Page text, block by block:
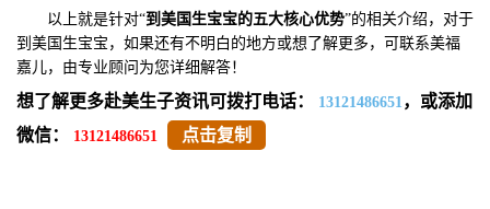
以上就是针对“到美国生宝宝的五大核心优势”的相关介绍，对于
到美国生宝宝，如果还有不明白的地方或想了解更多，可联系美福
嘉儿，由专业顾问为您详细解答！
想了解更多赴美生子资讯可拨打电话： 13121486651 ，或添加
微信：
13121486651 点击复制